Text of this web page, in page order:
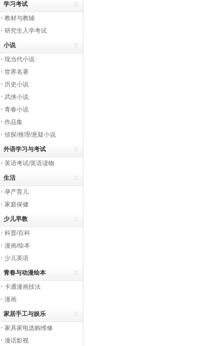
学习考试
教材与教辅
研究生入学考试
小说
现当代小说
世界名著
历史小说
武侠小说
青春小说
作品集
侦探/推理/悬疑小说
外语学习与考试
英语考试/英语读物
生活
孕产育儿
家庭保健
少儿早教
科普/百科
漫画/绘本
少儿英语
青春与动漫绘本
卡通漫画技法
漫画
家居手工与娱乐
家具家电选购维修
漫话影视